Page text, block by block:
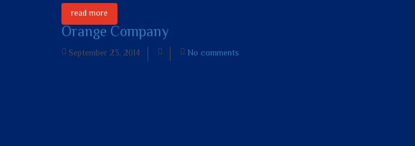
read more
Orange Company
September 23, 2014 No comments